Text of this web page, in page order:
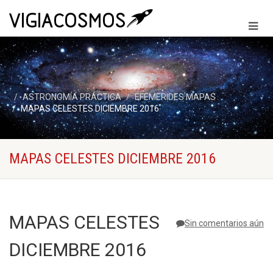
ASTRONOMÍA PRÁCTICA
EFEMERIDES MAPAS
MAPAS CELESTES DICIEMBRE 2016
MAPAS CELESTES DICIEMBRE 2016
Sin comentarios aún
MAPAS CELESTES
DICIEMBRE 2016